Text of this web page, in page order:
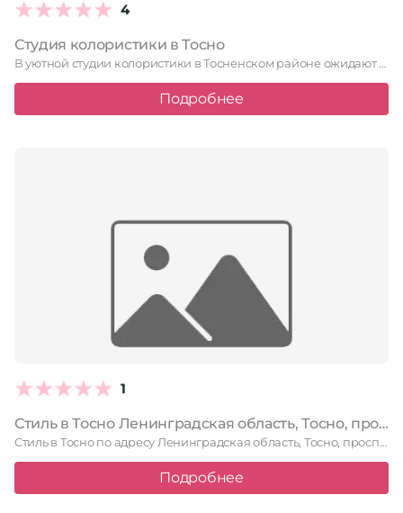
4
Студия колористики в Тосно
В уютной студии колористики в Тосненском районе ожидают всех, кто …
Подробнее
1
Стиль в Тосно Ленинградская область, Тосно, проспект Ленина, 27, 1 этаж
Стиль в Тосно по адресу Ленинградская область, Тосно, проспект Ленина, …
Подробнее